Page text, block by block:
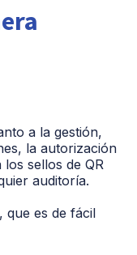
a la gestión,
la autorización
sellos de QR
auditoría.
que es de fácil